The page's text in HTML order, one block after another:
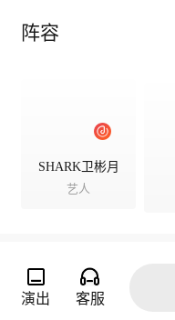
阵容
SHARK卫彬月
艺人
演出相册
演出 客服